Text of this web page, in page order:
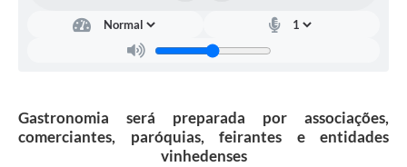
Sistema de Protocolo
Listagem dos CEPs de Vinhedo
Gastronomia será preparada por associações,
comerciantes, paróquias, feirantes e entidades
vinhedenses